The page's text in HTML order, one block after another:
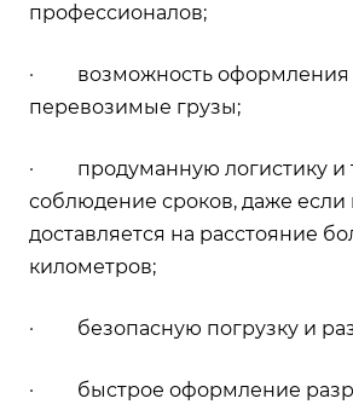
профессионалов;
· возможность оформления
перевозимые грузы;
· продуманную логистику и
соблюдение сроков, даже если
доставляется на расстояние
километров;
· безопасную погрузку и
· быстрое оформление